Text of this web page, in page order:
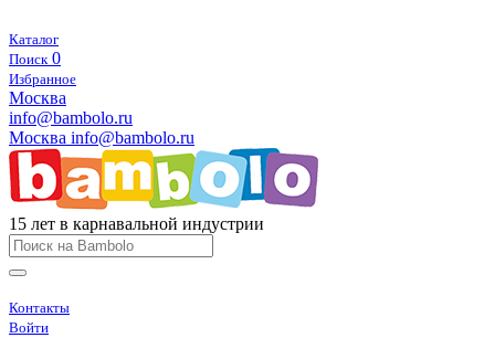
Каталог
Поиск 0
Избранное
Москва
info@bambolo.ru
Москва info@bambolo.ru
15 лет в карнавальной индустрии
Контакты
Войти